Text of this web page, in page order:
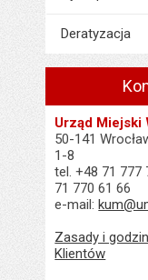
Deratyzacja
Urząd Miejski
50-141
1-8
tel. +48 71 777
71 770 61 66
e-mail:
Zasady i
Klientów